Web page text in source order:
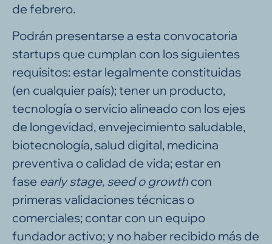
de febrero.
Podrán presentarse a esta convocatoria
startups que cumplan con los siguientes
requisitos: estar legalmente constituidas
(en cualquier país); tener un producto,
tecnología o servicio alineado con los ejes
de longevidad, envejecimiento saludable,
biotecnología, salud digital, medicina
preventiva o calidad de vida; estar en
fase early stage, seed o growth con
primeras validaciones técnicas o
comerciales; contar con un equipo
fundador activo; y no haber recibido más de